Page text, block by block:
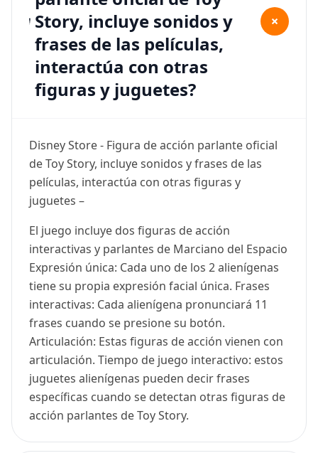
Story, incluye sonidos y
frases de las películas,
interactúa con otras
figuras y juguetes?
+
Disney Store - Figura de acción parlante oficial
de Toy Story, incluye sonidos y frases de las
películas, interactúa con otras figuras y
juguetes –
El juego incluye dos figuras de acción
interactivas y parlantes de Marciano del Espacio
Expresión única: Cada uno de los 2 alienígenas
tiene su propia expresión facial única. Frases
interactivas: Cada alienígena pronunciará 11
frases cuando se presione su botón.
Articulación: Estas figuras de acción vienen con
articulación. Tiempo de juego interactivo: estos
juguetes alienígenas pueden decir frases
específicas cuando se detectan otras figuras de
acción parlantes de Toy Story.